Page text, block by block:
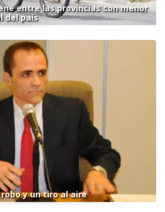
entre las provincias con menor
del país
y un tiro al aire